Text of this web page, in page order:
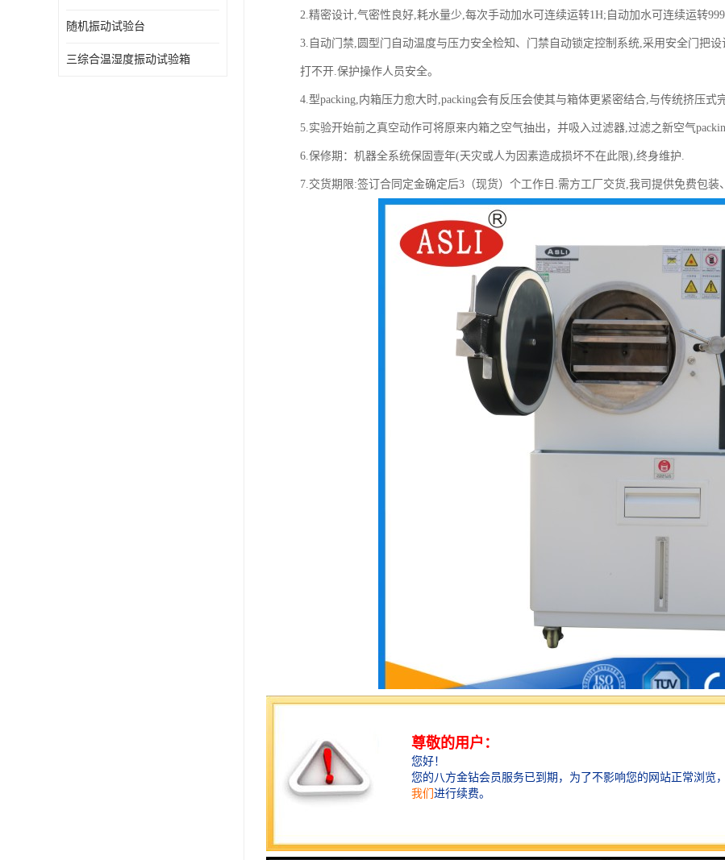
随机振动试验台
三综合温湿度振动试验箱
2.精密设计,气密性良好,耗水量少,每次手动加水可连续运转1H;自动加水可连续运转
3.自动门禁,圆型门自动温度与压力安全检知、门禁自动锁定控制系统,采用安全门把
打不开.保护操作人员安全。
4.型packing,内箱压力愈大时,packing会有反压会使其与箱体更紧密结合,与传统挤压式
5.实验开始前之真空动作可将原来内箱之空气抽出，并吸入过滤器,过滤之新空气
6.保修期：机器全系统保固壹年(天灾或人为因素造成损坏不在此限),终身维护.
7.交货期限:签订合同定金确定后3（现货）个工作日.需方工厂交货,我司提供免费包
试验箱特点：
1、内外箱均采用304不锈钢板，圆型内箱，不锈钢圆型试验内箱结构，符合工业安全